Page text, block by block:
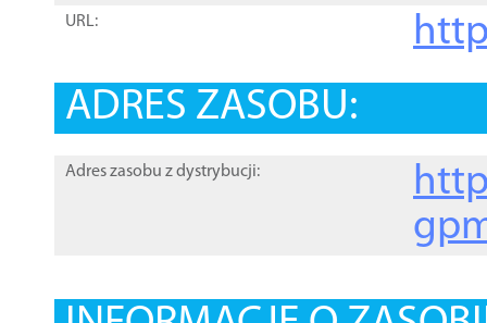
URL:
ADRES ZASOBU:
Adres zasobu z dystrybucji: